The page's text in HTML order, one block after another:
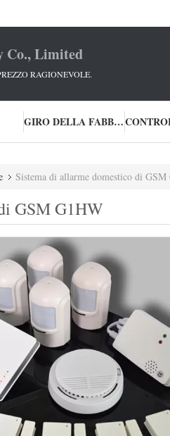
Co., Limited
RAGIONEVOLE.
GIRO DELLA FABBRICA
Sistema di allarme domestico di
GSM G1HW